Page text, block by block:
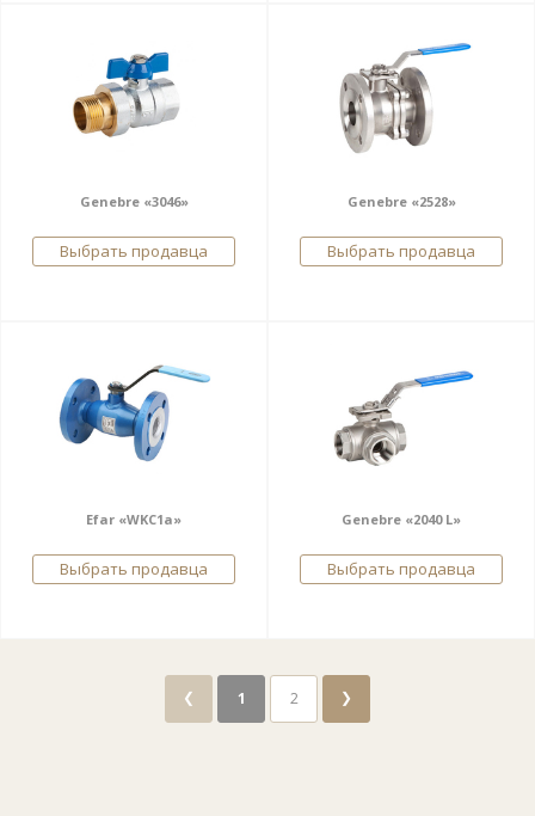
Genebre «3046»
Выбрать продавца
Genebre «2528»
Выбрать продавца
Efar «WKC1a»
Выбрать продавца
Genebre «2040 L»
Выбрать продавца
❮ 1 2 ❯